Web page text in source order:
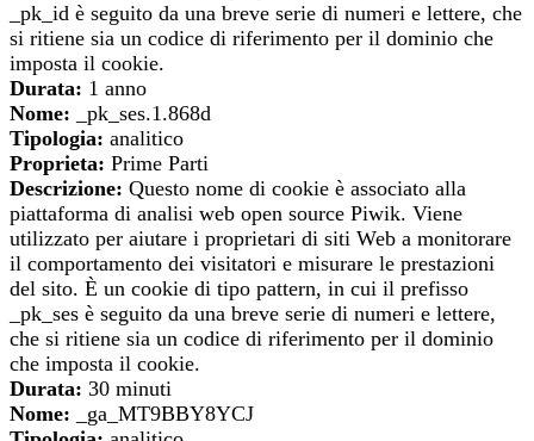
_pk_id è seguito da una breve serie di numeri e lettere, che
si ritiene sia un codice di riferimento per il dominio che
imposta il cookie.
Durata: 1 anno
Nome: _pk_ses.1.868d
Tipologia: analitico
Proprieta: Prime Parti
Descrizione: Questo nome di cookie è associato alla
piattaforma di analisi web open source Piwik. Viene
utilizzato per aiutare i proprietari di siti Web a monitorare
il comportamento dei visitatori e misurare le prestazioni
del sito. È un cookie di tipo pattern, in cui il prefisso
_pk_ses è seguito da una breve serie di numeri e lettere,
che si ritiene sia un codice di riferimento per il dominio
che imposta il cookie.
Durata: 30 minuti
Nome: _ga_MT9BBY8YCJ